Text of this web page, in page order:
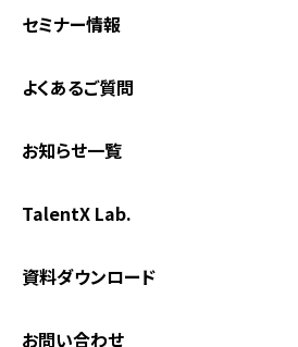
セミナー情報
よくあるご質問
お知らせ一覧
TalentX Lab.
資料ダウンロード
お問い合わせ